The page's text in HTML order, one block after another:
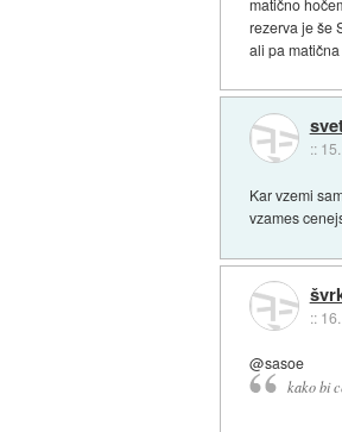
rezerva je še
ali pa
::
Kar vzemi
vzames
::
@sasoe
kako bi